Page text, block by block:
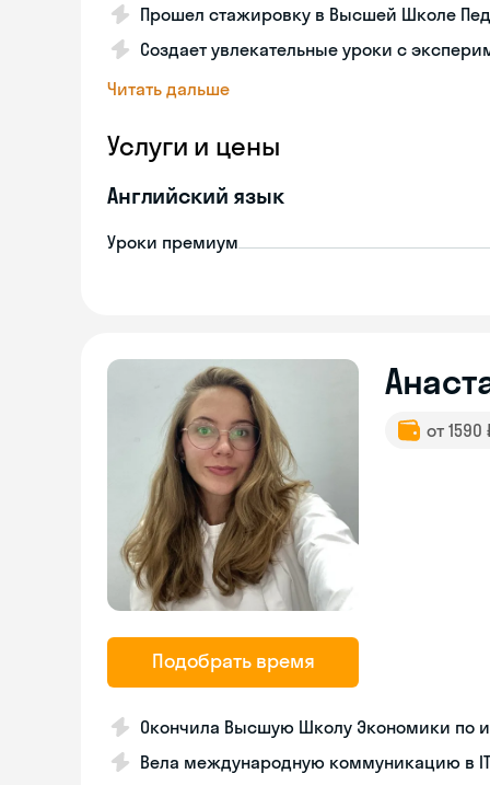
Прошел стажировку в Высшей Школе
Создает увлекательные уроки с
Читать дальше
Услуги и цены
Английский язык
Уроки премиум
Подобрать время
от
Окончила Высшую Школу Экономики по
Вела международную коммуникацию в